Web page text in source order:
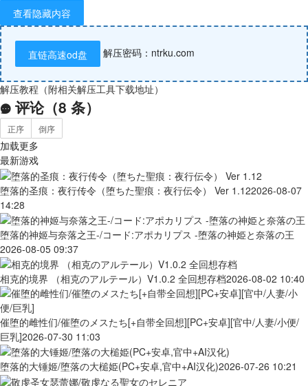
查看隐藏内容
直链高速od盘 解压密码：ntrku.com
解压教程（附相关解压工具下载地址）
评论（8 条）
正序 倒序
加载更多
最新游戏
堕落的圣痕：夜行传令（堕ちた聖痕：夜行伝令） Ver 1.122026-08-07
14:28
堕落的神姬与奈落之王-/コード:アポカリプス -堕落の神姫と奈落の王
2026-08-05 09:37
相克的境界 （相克のアルテール）V1.0.2 全回想存档2026-08-02 10:40
催堕的雌性们/催堕のメスたち[+自带全回想][PC+安卓][官中/人妻/小便/
巨乳]2026-07-30 11:03
堕落的大锤姬/堕落の大槌姫(PC+安卓,官中+AI汉化)2026-07-26 10:21